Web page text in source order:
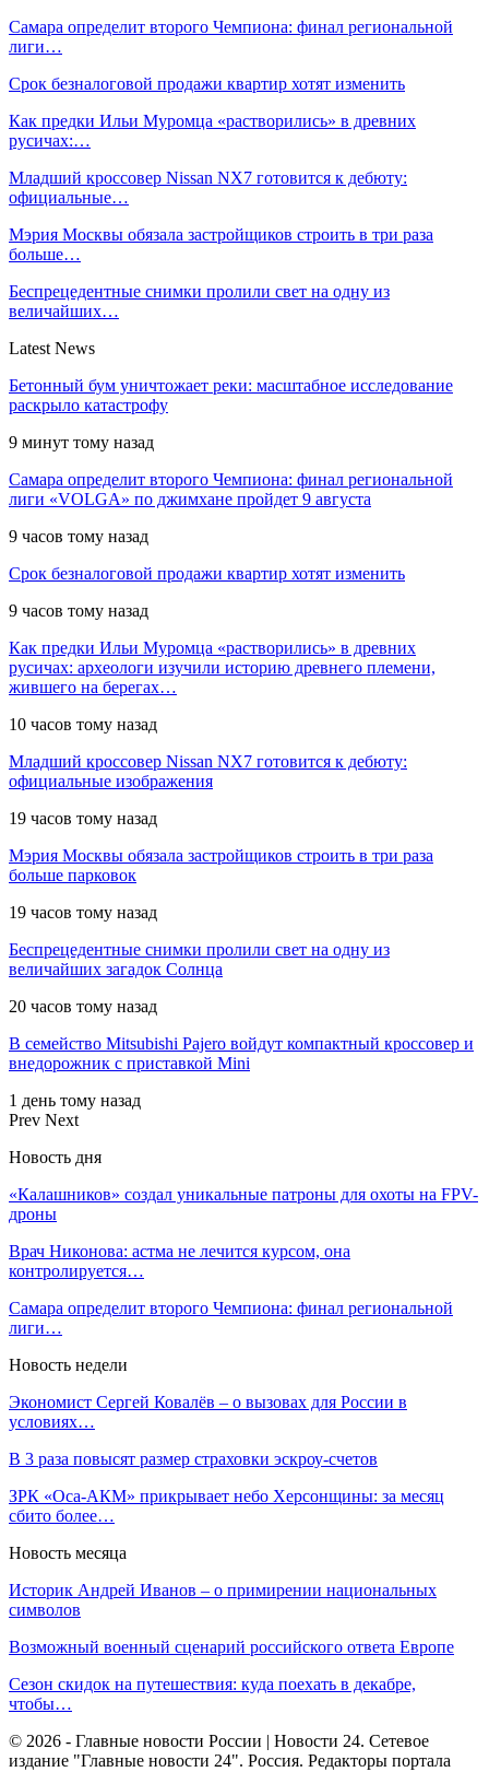
Самара определит второго Чемпиона: финал региональной
лиги…
Срок безналоговой продажи квартир хотят изменить
Как предки Ильи Муромца «растворились» в древних
русичах:…
Младший кроссовер Nissan NX7 готовится к дебюту:
официальные…
Мэрия Москвы обязала застройщиков строить в три раза
больше…
Беспрецедентные снимки пролили свет на одну из
величайших…
Latest News
Бетонный бум уничтожает реки: масштабное исследование
раскрыло катастрофу
9 минут тому назад
Самара определит второго Чемпиона: финал региональной
лиги «VOLGA» по джимхане пройдет 9 августа
9 часов тому назад
Срок безналоговой продажи квартир хотят изменить
9 часов тому назад
Как предки Ильи Муромца «растворились» в древних
русичах: археологи изучили историю древнего племени,
жившего на берегах…
10 часов тому назад
Младший кроссовер Nissan NX7 готовится к дебюту:
официальные изображения
19 часов тому назад
Мэрия Москвы обязала застройщиков строить в три раза
больше парковок
19 часов тому назад
Беспрецедентные снимки пролили свет на одну из
величайших загадок Солнца
20 часов тому назад
В семейство Mitsubishi Pajero войдут компактный кроссовер и
внедорожник с приставкой Mini
1 день тому назад
Prev Next
Новость дня
«Калашников» создал уникальные патроны для охоты на FPV-
дроны
Врач Никонова: астма не лечится курсом, она
контролируется…
Самара определит второго Чемпиона: финал региональной
лиги…
Новость недели
Экономист Сергей Ковалёв – о вызовах для России в
условиях…
В 3 раза повысят размер страховки эскроу-счетов
ЗРК «Оса-АКМ» прикрывает небо Херсонщины: за месяц
сбито более…
Новость месяца
Историк Андрей Иванов – о примирении национальных
символов
Возможный военный сценарий российского ответа Европе
Сезон скидок на путешествия: куда поехать в декабре,
чтобы…
© 2026 - Главные новости России | Новости 24. Сетевое
издание "Главные новости 24". Россия. Редакторы портала